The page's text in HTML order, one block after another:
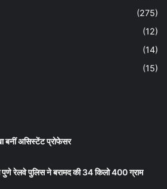
(275)
(12)
(14)
(15)
बनीं असिस्टेंट प्रोफेसर
पुणे रेलवे पुलिस ने बरामद की 34 किलो 400 ग्राम